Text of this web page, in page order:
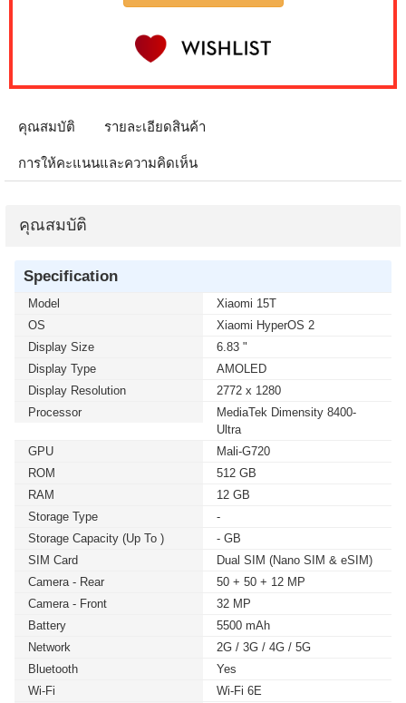
คุณสมบัติ รายละเอียดสินค้า
การให้คะแนนและความคิดเห็น
คุณสมบัติ
Specification
Model
Xiaomi 15T
OS
Xiaomi HyperOS 2
Display Size
6.83 "
Display Type
AMOLED
Display Resolution
2772 x 1280
Processor
MediaTek Dimensity 8400-
Ultra
GPU
Mali-G720
ROM
512 GB
RAM
12 GB
Storage Type
-
Storage Capacity (up To )
- GB
SIM Card
Dual SIM (Nano SIM & eSIM)
Camera - Rear
50 + 50 + 12 MP
Camera - Front
32 MP
Battery
5500 mAh
Network
2G / 3G / 4G / 5G
Bluetooth
Yes
Wi-Fi
Wi-Fi 6E